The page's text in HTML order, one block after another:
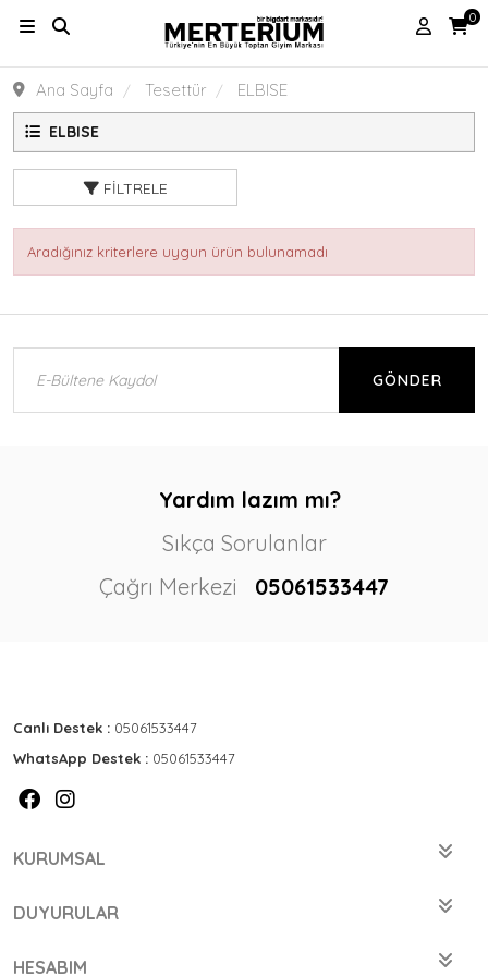
0
Ana Sayfa Tesettür ELBISE
ELBISE
FILTRELE
Aradığınız kriterlere uygun ürün bulunamadı
GÖNDER
Yardım lazım mı?
Sıkça Sorulanlar
Çağrı Merkezi
05061533447
Canlı Destek : 05061533447
WhatsApp Destek : 05061533447
KURUMSAL
DUYURULAR
HESABIM